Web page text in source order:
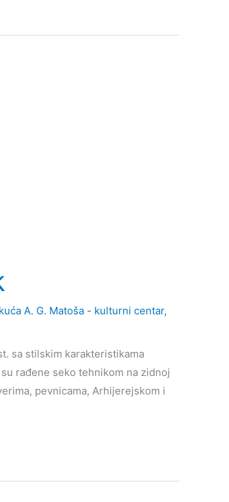
A. G. Matoša - kulturni centar,
sa stilskim karakteristikama
rađene seko tehnikom na zidnoj
pevnicama, Arhijerejskom i